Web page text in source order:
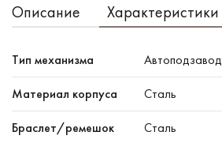
Описание Характеристики
Тип механизма Автоподзавод
Материал корпуса Сталь
Браслет/ремешок Сталь